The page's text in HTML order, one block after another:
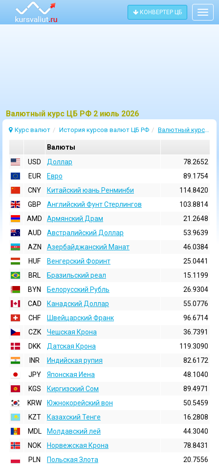
КОНВЕРТЕР ЦБ
Bалютный курс ЦБ РФ 2 июль 2026
Курс валют История курсов валют ЦБ РФ Валютный курс 2 Июль 2026
Валюты
USD
Доллар
78.2652
EUR
Евро
89.1754
CNY
Китайский юань Ренминби
114.8420
GBP
Английский Фунт Стерлингов
103.8814
AMD
Армянский Драм
21.2648
AUD
Австралийский Доллар
53.9639
AZN
Азербайджанский Манат
46.0384
HUF
Венгерский Форинт
25.0441
BRL
Бразильский реал
15.1199
BYN
Белорусский Рубль
26.9304
CAD
Канадский Доллар
55.0776
CHF
Швейцарский Франк
96.6714
CZK
Чешская Крона
36.7391
DKK
Датская Крона
119.3090
INR
Индийская pупия
82.6172
JPY
Японская Иена
48.1040
KGS
Киргизский Сом
89.4971
KRW
Южнокорейский вон
50.5459
KZT
Казахский Тенге
16.2808
MDL
Молдавский лей
44.3040
NOK
Норвежская Крона
78.8431
PLN
Польская Злота
20.7556